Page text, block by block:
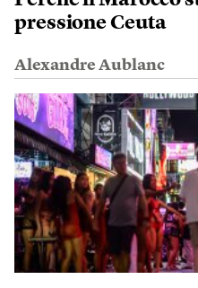
pressione Ceuta
Alexandre Aublanc